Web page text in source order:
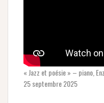
« Jazz et poésie » – piano,
25 septembre 2025